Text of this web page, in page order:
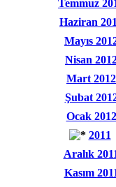
Temmuz
Haziran
Mayıs
Nisan
Mart 2012
Şubat
Ocak 2012
2011
Aralık
Kasım